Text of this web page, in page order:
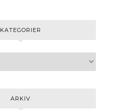
KATEGORIER
ARKIV